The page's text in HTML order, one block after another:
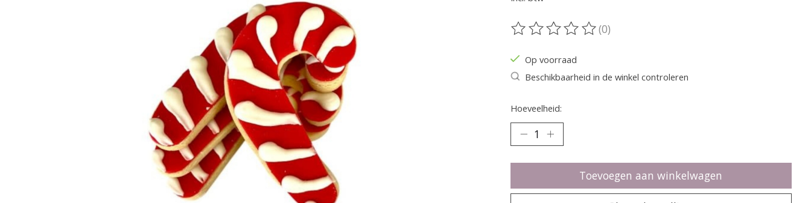
De beoordeling van dit product is
(0)
Op voorraad
Beschikbaarheid in de winkel controleren
Hoeveelheid:
Toevoegen aan winkelwagen